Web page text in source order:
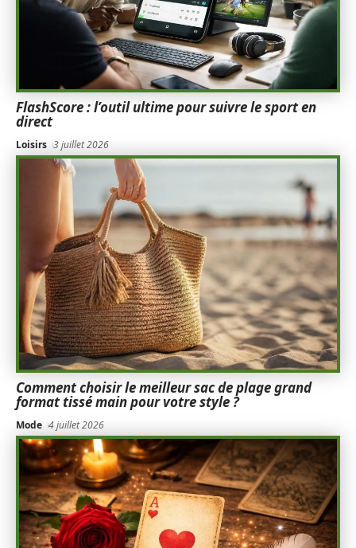
FlashScore : l’outil ultime pour suivre le sport en
direct
Loisirs 3 juillet 2026
Comment choisir le meilleur sac de plage grand
format tissé main pour votre style ?
Mode 4 juillet 2026